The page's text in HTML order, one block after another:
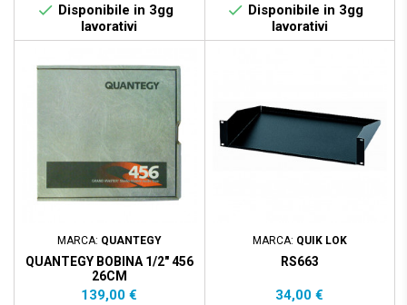
 Disponibile in 3gg
lavorativi
 Disponibile in 3gg
lavorativi
MARCA: QUANTEGY
QUANTEGY BOBINA 1/2" 456
26CM
Prezzo
139,00 €
MARCA: QUIK LOK
RS663
Prezzo
34,00 €